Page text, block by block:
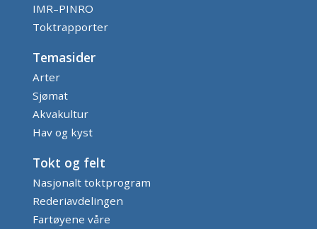
IMR–PINRO
Toktrapporter
Temasider
Arter
Sjømat
Akvakultur
Hav og kyst
Tokt og felt
Nasjonalt toktprogram
Rederiavdelingen
Fartøyene våre